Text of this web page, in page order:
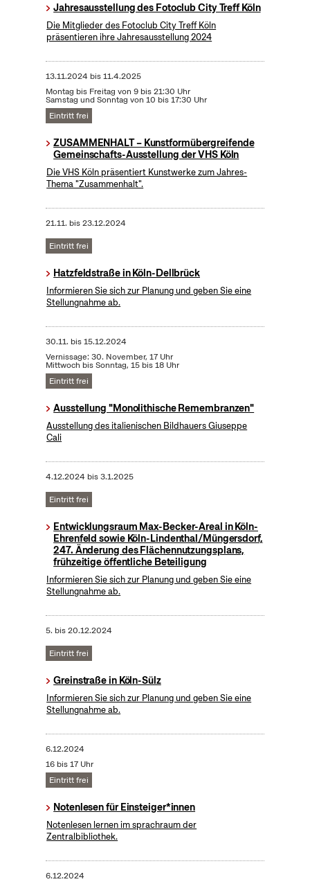
Jahresausstellung des Fotoclub City Treff Köln
Die Mitglieder des Fotoclub City Treff Köln
präsentieren ihre Jahresausstellung 2024
13.11.2024 bis11.4.2025
Montag bis Freitag von 9 bis 21:30 Uhr
Samstag und Sonntag von 10 bis 17:30 Uhr
Eintritt frei
ZUSAMMENHALT – Kunstformübergreifende
Gemeinschafts-Ausstellung der VHS Köln
Die VHS Köln präsentiert Kunstwerke zum Jahres-
Thema "Zusammenhalt".
21.11. bis23.12.2024
Eintritt frei
Hatzfeldstraße in Köln-Dellbrück
Informieren Sie sich zur Planung und geben Sie eine
Stellungnahme ab.
30.11. bis15.12.2024
Vernissage: 30. November, 17 Uhr
Mittwoch bis Sonntag, 15 bis 18 Uhr
Eintritt frei
Ausstellung "Monolithische Remembranzen"
Ausstellung des italienischen Bildhauers Giuseppe
Cali
4.12.2024 bis3.1.2025
Eintritt frei
Entwicklungsraum Max-Becker-Areal in Köln-
Ehrenfeld sowie Köln-Lindenthal/Müngersdorf,
247. Änderung des Flächennutzungsplans,
frühzeitige öffentliche Beteiligung
Informieren Sie sich zur Planung und geben Sie eine
Stellungnahme ab.
5. bis20.12.2024
Eintritt frei
Greinstraße in Köln-Sülz
Informieren Sie sich zur Planung und geben Sie eine
Stellungnahme ab.
6.12.2024
16 bis 17 Uhr
Eintritt frei
Notenlesen für Einsteiger*innen
Notenlesen lernen im sprachraum der
Zentralbibliothek.
6.12.2024